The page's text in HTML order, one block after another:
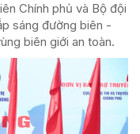
Chính phủ và Bộ đội
sáng đường biên -
biên giới an toàn.